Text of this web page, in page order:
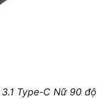
Type-C Nữ 90 độ